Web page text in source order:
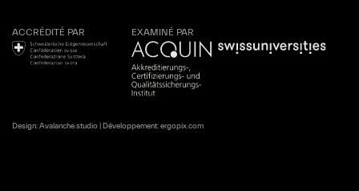
ACCRÉDITÉ PAR EXAMINÉ PAR
Design:Avalanche.studio | Développement:ergopix.com